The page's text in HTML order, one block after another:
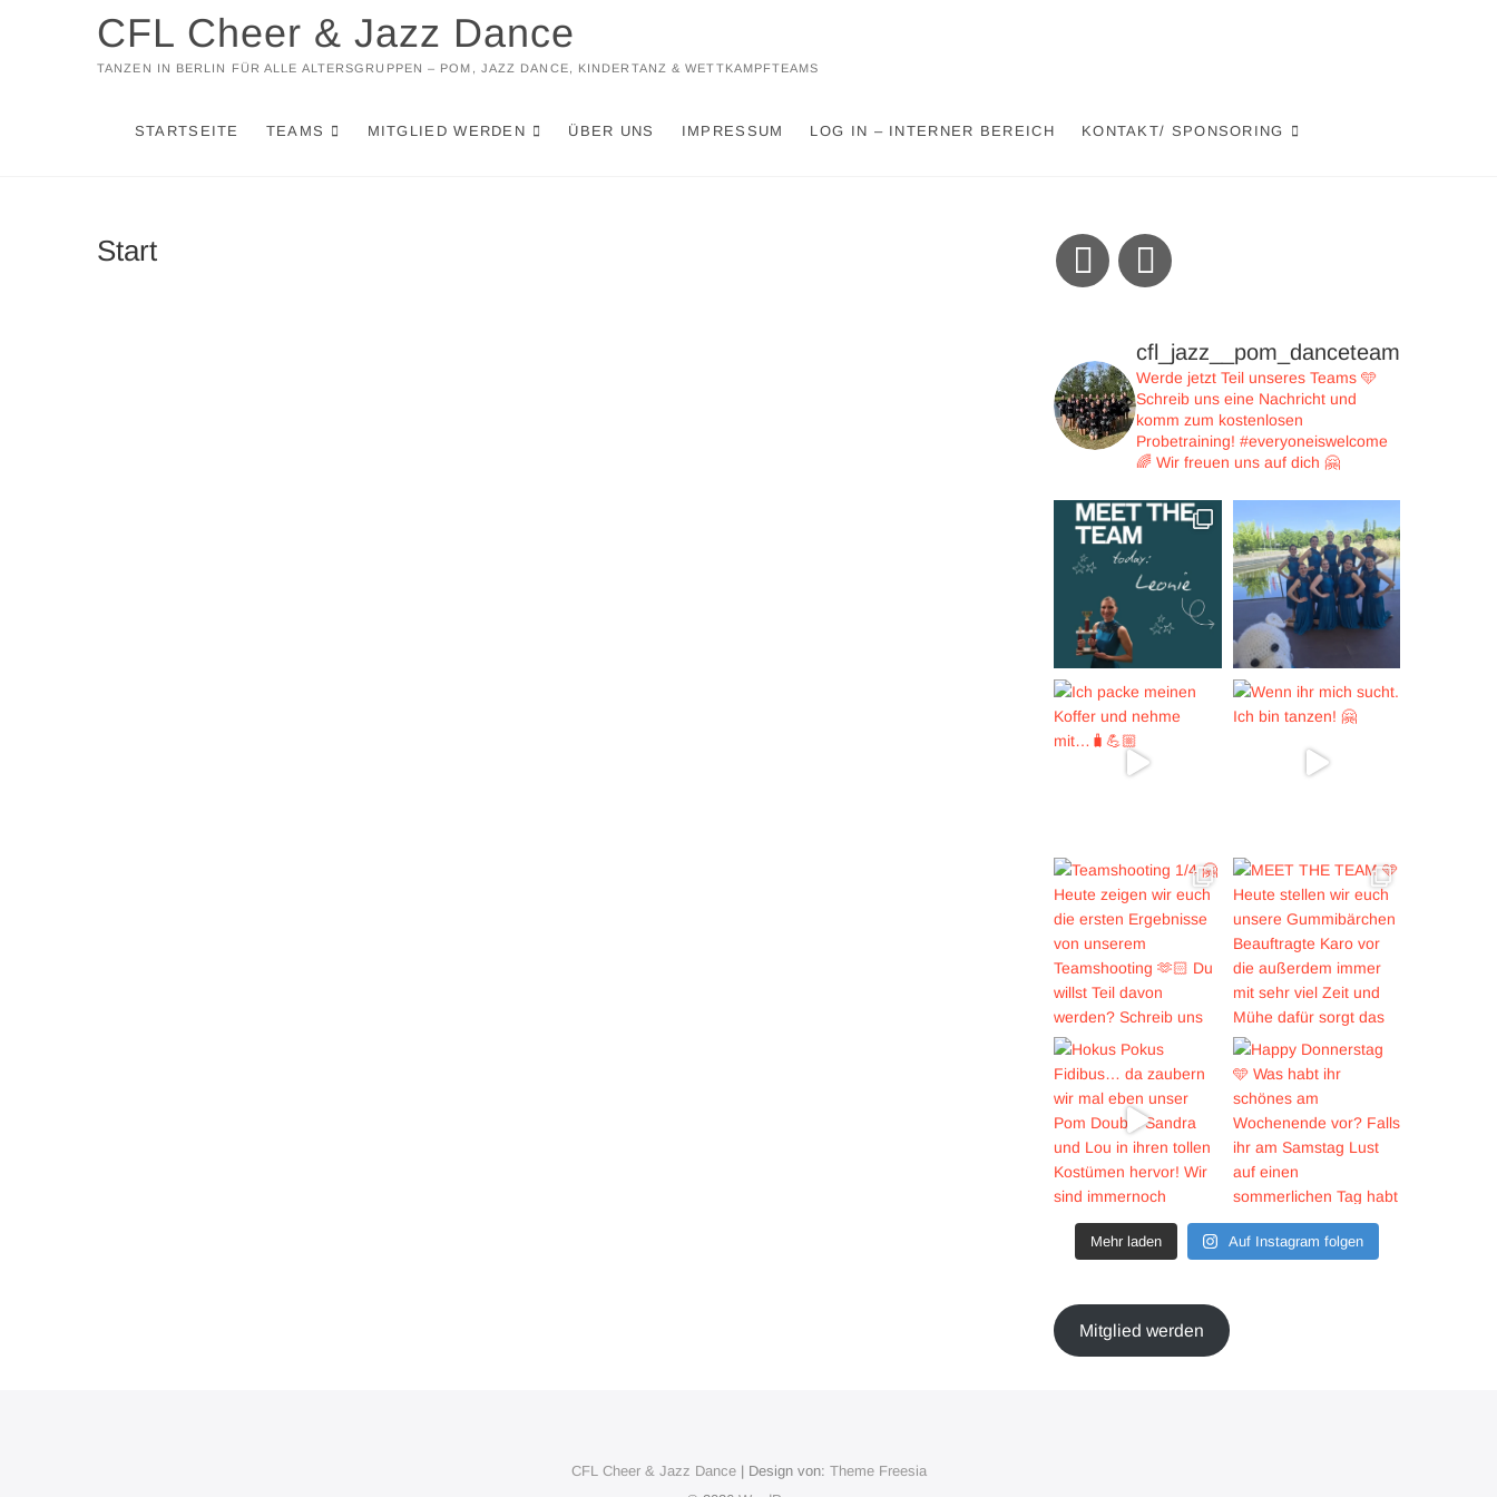
CFL Cheer & Jazz Dance
TANZEN IN BERLIN FÜR ALLE ALTERSGRUPPEN – POM, JAZZ DANCE, KINDERTANZ & WETTKAMPFTEAMS
STARTSEITE TEAMS MITGLIED WERDEN ÜBER UNS IMPRESSUM LOG IN – INTERNER BEREICH KONTAKT/ SPONSORING
Start
cfl_jazz__pom_danceteam
Werde jetzt Teil unseres Teams 🩵
Schreib uns eine Nachricht und
komm zum kostenlosen
Probetraining! #everyoneiswelcome
🌈 Wir freuen uns auf dich 🤗
Mehr laden Auf Instagram folgen
Mitglied werden
CFL Cheer & Jazz Dance| Design von: Theme Freesia